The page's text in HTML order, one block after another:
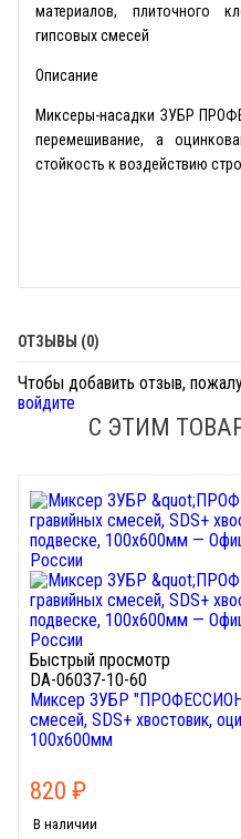
материалов, плиточного
гипсовых смесей
Описание
Миксеры-насадки ЗУБР
перемешивание, а
стойкость к воздействию
ОТЗЫВЫ (0)
Чтобы добавить отзыв,
войдите
С ЭТИМ
Быстрый просмотр
DA-06037-10-60
Миксер ЗУБР
смесей, SDS+ хвостовик,
100x600мм
820 ₽
В наличии